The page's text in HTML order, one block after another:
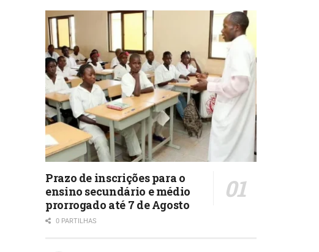
Prazo de inscrições para o
ensino secundário e médio
prorrogado até 7 de Agosto
0 PARTILHAS